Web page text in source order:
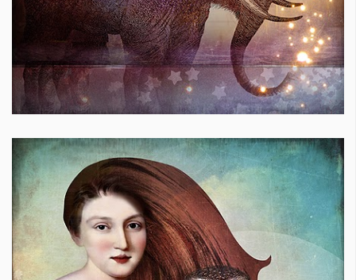
СЛЕДВАЙТЕ НИ
Facebook Instagram Twitter
Pinterest
YouTube
Spotify Soundcloud
Ако нашият сайт ви харесва, можете да се абонирате за
седмичния ни нюзлетър тук:
© 2026, HighViewArt | Всички права запазени